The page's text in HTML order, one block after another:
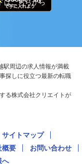
はこちらから
駅周辺の求人情報が満載
探しに役立つ最新の転職
る株式会社クリエイトが
サイトマップ
概要
お問い合わせ
へ